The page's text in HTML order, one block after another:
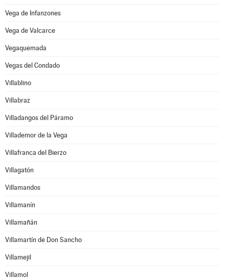
Vega de Infanzones
Vega de Valcarce
Vegaquemada
Vegas del Condado
Villablino
Villabraz
Villadangos del Páramo
Villademor de la Vega
Villafranca del Bierzo
Villagatón
Villamandos
Villamanín
Villamañán
Villamartín de Don Sancho
Villamejil
Villamol